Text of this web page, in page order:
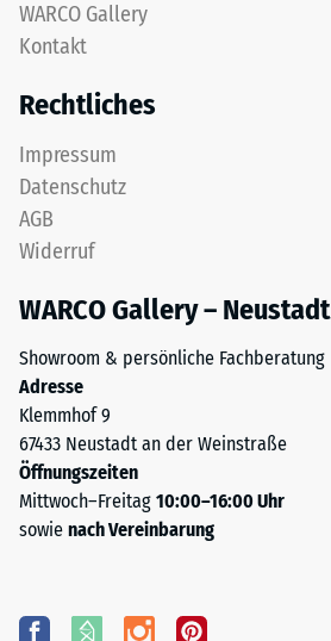
WARCO Gallery
Kontakt
Rechtliches
Impressum
Datenschutz
AGB
Widerruf
WARCO Gallery – Neustadt
Showroom & persönliche Fachberatung
Adresse
Klemmhof 9
67433 Neustadt an der Weinstraße
Öffnungszeiten
Mittwoch–Freitag 10:00–16:00 Uhr
sowie nach Vereinbarung